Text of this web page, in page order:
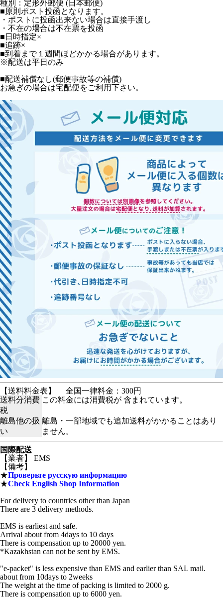
種別：定形外郵便 (日本郵便)
■原則ポスト投函となります。
・ポストに投函出来ない場合は直接手渡し
・不在の場合は不在票を投函
■日時指定×
■追跡×
■到着まで１週間ほどかかる場合があります。
※配送は平日のみ
■配送補償なし(郵便事故等の補償)
お急ぎの場合は宅配便をご利用下さい。
【送料料金表】
全国一律料金：300円
送料分消費
税
この料金には消費税が 含まれています。
離島他の扱
い
離島・一部地域でも追加送料がかかることはあり
ません。
国際配送
【業者】 EMS
【備考】
★Проверьте русскую информацию
★Check English Shop Information
For delivery to countries other than Japan
There are 3 delivery methods.
EMS is earliest and safe.
Arrival about from 4days to 10 days
There is compensation up to 20000 yen.
*Kazakhstan can not be sent by EMS.
"e-packet" is less expensive than EMS and earlier than SAL mail.
about from 10days to 2weeks
The weight at the time of packing is limited to 2000 g.
There is compensation up to 6000 yen.